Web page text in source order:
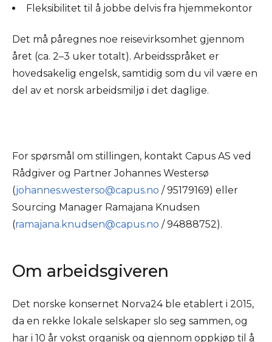
Fleksibilitet til å jobbe delvis fra hjemmekontor
Det må påregnes noe reisevirksomhet gjennom
året (ca. 2–3 uker totalt). Arbeidsspråket er
hovedsakelig engelsk, samtidig som du vil være en
del av et norsk arbeidsmiljø i det daglige.
For spørsmål om stillingen, kontakt Capus AS ved
Rådgiver og Partner Johannes Westersø
(johannes.westerso@capus.no / 95179169) eller
Sourcing Manager Ramajana Knudsen
(ramajana.knudsen@capus.no / 94888752).
Om arbeidsgiveren
Det norske konsernet Norva24 ble etablert i 2015,
da en rekke lokale selskaper slo seg sammen, og
har i 10 år vokst organisk og gjennom oppkjøp til å